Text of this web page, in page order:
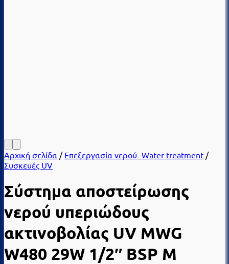
Αρχική σελίδα / Επεξεργασία νερού- Water treatment /
Συσκευές UV
Σύστημα αποστείρωσης
νερού υπεριώδους
ακτινοβολίας UV MWG
W480 29W 1/2″ BSP M